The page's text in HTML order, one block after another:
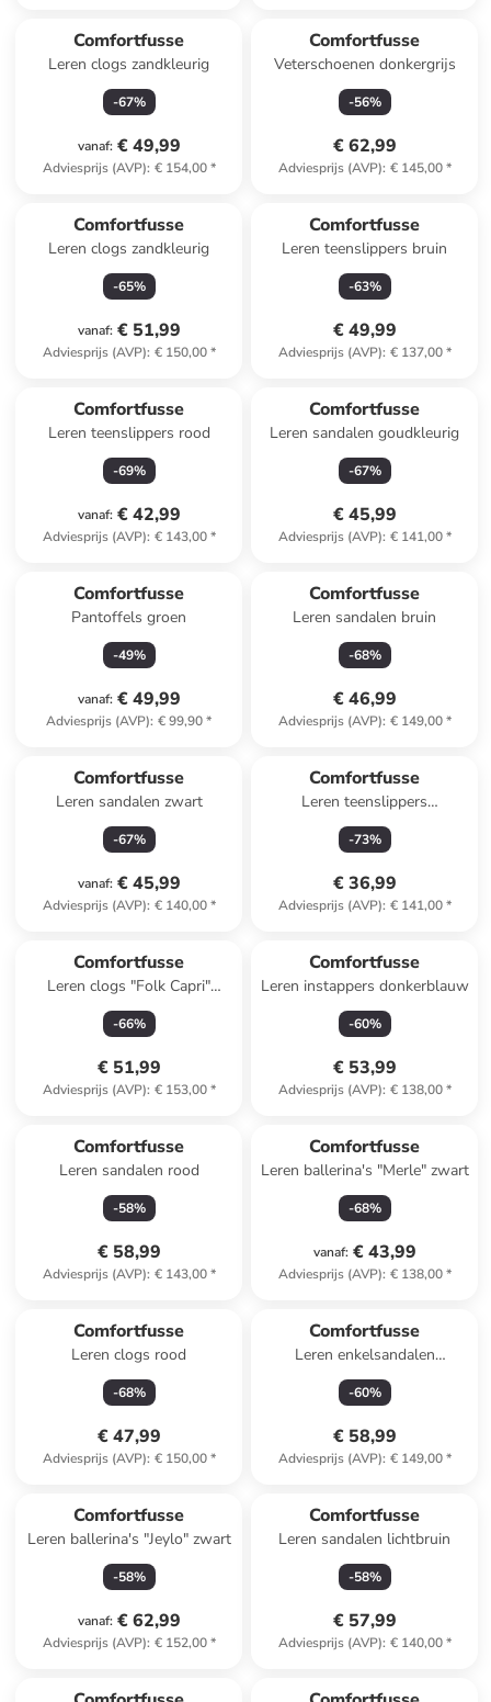
Comfortfusse
Leren clogs zandkleurig
-67%
vanaf: € 49,99
Adviesprijs (AVP): € 154,00*
Comfortfusse
Veterschoenen donkergrijs
-56%
€ 62,99
Adviesprijs (AVP): € 145,00*
Comfortfusse
Leren clogs zandkleurig
-65%
vanaf: € 51,99
Adviesprijs (AVP): € 150,00*
Comfortfusse
Leren teenslippers bruin
-63%
€ 49,99
Adviesprijs (AVP): € 137,00*
Comfortfusse
Leren teenslippers rood
-69%
vanaf: € 42,99
Adviesprijs (AVP): € 143,00*
Comfortfusse
Leren sandalen goudkleurig
-67%
€ 45,99
Adviesprijs (AVP): € 141,00*
Comfortfusse
Pantoffels groen
-49%
vanaf: € 49,99
Adviesprijs (AVP): € 99,90*
Comfortfusse
Leren sandalen bruin
-68%
€ 46,99
Adviesprijs (AVP): € 149,00*
Comfortfusse
Leren sandalen zwart
-67%
vanaf: € 45,99
Adviesprijs (AVP): € 140,00*
Comfortfusse
Leren teenslippers
roségoudkleurig
-73%
€ 36,99
Adviesprijs (AVP): € 141,00*
Comfortfusse
Leren clogs "Folk Capri"
lichtbruin
-66%
€ 51,99
Adviesprijs (AVP): € 153,00*
Comfortfusse
Leren instappers donkerblauw
-60%
€ 53,99
Adviesprijs (AVP): € 138,00*
Comfortfusse
Leren sandalen rood
-58%
€ 58,99
Adviesprijs (AVP): € 143,00*
Comfortfusse
Leren ballerina's "Merle" zwart
-68%
vanaf: € 43,99
Adviesprijs (AVP): € 138,00*
Comfortfusse
Leren clogs rood
-68%
€ 47,99
Adviesprijs (AVP): € 150,00*
Comfortfusse
Leren enkelsandalen
donkerblauw
-60%
€ 58,99
Adviesprijs (AVP): € 149,00*
Comfortfusse
Leren ballerina's "Jeylo" zwart
-58%
vanaf: € 62,99
Adviesprijs (AVP): € 152,00*
Comfortfusse
Leren sandalen lichtbruin
-58%
€ 57,99
Adviesprijs (AVP): € 140,00*